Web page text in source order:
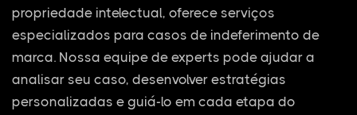
propriedade intelectual, oferece serviços
especializados para casos de indeferimento de
marca. Nossa equipe de experts pode ajudar a
analisar seu caso, desenvolver estratégias
personalizadas e guiá-lo em cada etapa do